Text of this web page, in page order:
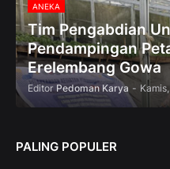
ANEKA
Tim Pengabdian
Pendampingan
Erelembang Gowa
Editor Pedoman Karya -
PALING POPULER